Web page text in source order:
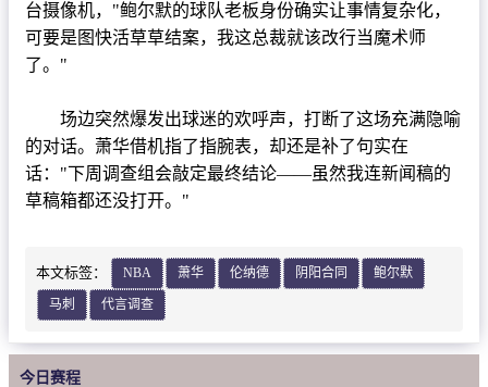
录像
足球录像
新闻
足球新闻
台摄像机，"鲍尔默的球队老板身份确实让事情复杂化，
可要是图快活草草结案，我这总裁就该改行当魔术师
了。"
场边突然爆发出球迷的欢呼声，打断了这场充满隐喻
的对话。萧华借机指了指腕表，却还是补了句实在
话："下周调查组会敲定最终结论——虽然我连新闻稿的
草稿箱都还没打开。"
本文标签： NBA 萧华 伦纳德 阴阳合同 鲍尔默
马刺 代言调查
今日赛程